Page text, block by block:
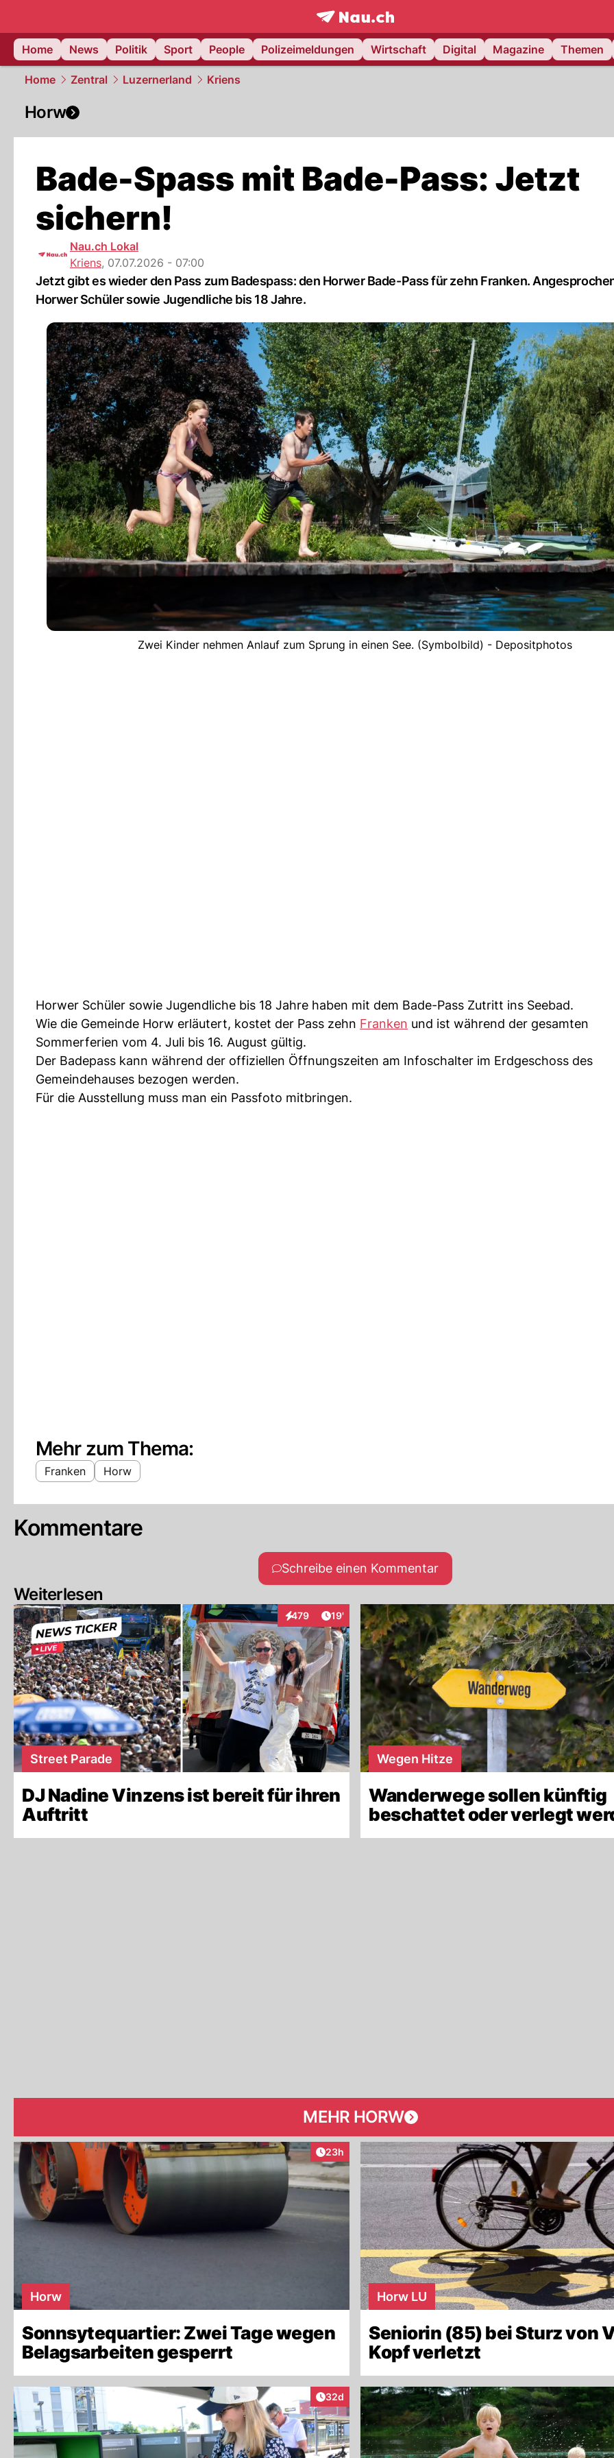
frontpage.NAU.ch
Home
News Politik Sport People Polizeimeldungen Wirtschaft Digital Magazine Themen
Home Zentral Luzernerland Kriens
Horw
Bade-Spass mit Bade-Pass: Jetzt
sichern!
Nau.ch Lokal
Kriens, 07.07.2026 - 07:00
Jetzt gibt es wieder den Pass zum Badespass: den Horwer Bade-Pass für zehn Franken.
Horwer Schüler sowie Jugendliche bis 18 Jahre.
Zwei Kinder nehmen Anlauf zum Sprung in einen See. (Symbolbild) - Depositphotos
Horwer Schüler sowie Jugendliche bis 18 Jahre haben mit dem Bade-Pass Zutritt ins Seebad.
Wie die Gemeinde Horw erläutert, kostet der Pass zehn Franken und ist während der gesamten
Sommerferien vom 4. Juli bis 16. August gültig.
Der Badepass kann während der offiziellen Öffnungszeiten am Infoschalter im Erdgeschoss des
Gemeindehauses bezogen werden.
Für die Ausstellung muss man ein Passfoto mitbringen.
Mehr zum Thema:
Franken Horw
Kommentare
Schreibe einen Kommentar
Weiterlesen
479
InteraktionenArtikel veröffentlicht:
19'
Street Parade
DJ Nadine Vinzens ist bereit für ihren
Auftritt
Wegen Hitze
Wanderwege sollen künftig
beschattet oder verlegt
MEHR HORW
Artikel veröffentlicht:
23h
Horw
Sonnsytequartier: Zwei Tage wegen
Belagsarbeiten gesperrt
Horw LU
Seniorin (85) bei Sturz von
Kopf verletzt
Artikel veröffentlicht:
32d